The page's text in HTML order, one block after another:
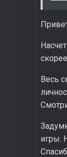
Весь
игры.